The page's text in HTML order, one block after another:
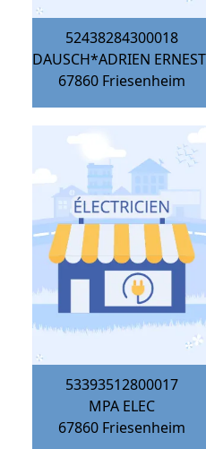
52438284300018
DAUSCH*ADRIEN
67860 Friesenheim
53393512800017
MPA ELEC
67860 Friesenheim